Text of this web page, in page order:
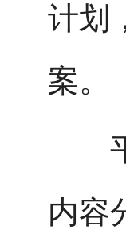
计划
案。
平
内容